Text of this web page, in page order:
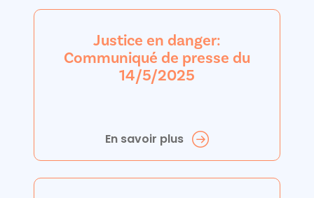
Justice en danger:
Communiqué de presse du
14/5/2025
En savoir plus